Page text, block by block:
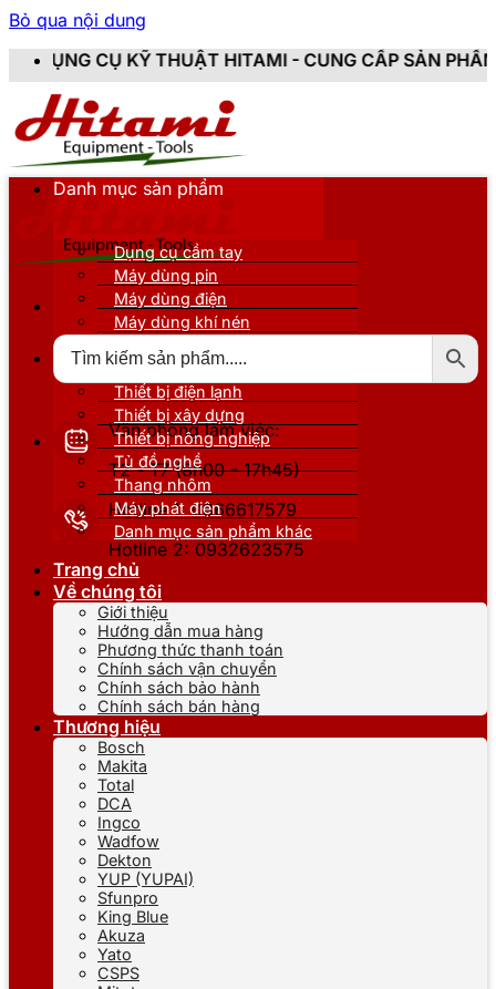
Bỏ qua nội dung
HITAMI - CUNG CẤP SẢN PHẨM CHÍNH HÃNG, MỚI
Văn phòng làm việc:
T2 - T7 (8h00 - 17h45)
Hotline 1: 0866617579
Hotline 2: 0932623575
Danh mục sản phẩm
Dụng cụ cầm tay
Máy dùng pin
Máy dùng điện
Máy dùng khí nén
Thiết bị nâng đỡ
Thiết bị điện lạnh
Thiết bị xây dựng
Thiết bị nông nghiệp
Tủ đồ nghề
Thang nhôm
Máy phát điện
Danh mục sản phẩm khác
Trang chủ
Về chúng tôi
Giới thiệu
Hướng dẫn mua hàng
Phương thức thanh toán
Chính sách vận chuyển
Chính sách bảo hành
Chính sách bán hàng
Thương hiệu
Bosch
Makita
Total
DCA
Ingco
Wadfow
Dekton
YUP (YUPAI)
Sfunpro
King Blue
Akuza
Yato
CSPS